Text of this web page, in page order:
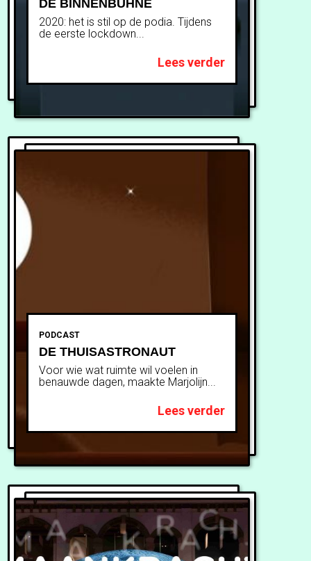
DE BINNENBÜHNE
2020: het is stil op de podia. Tijdens
de eerste lockdown...
Lees verder
PODCAST
DE THUISASTRONAUT
Voor wie wat ruimte wil voelen in
benauwde dagen, maakte Marjolijn...
Lees verder